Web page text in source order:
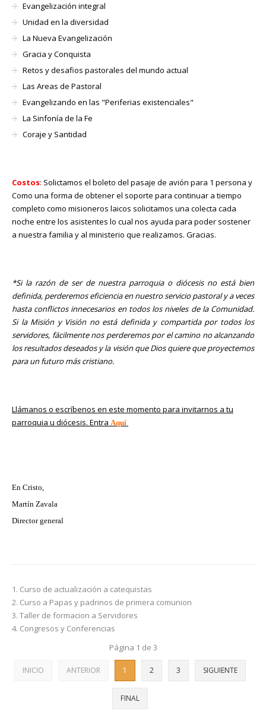
Evangelización integral
Unidad en la diversidad
La Nueva Evangelización
Gracia y Conquista
Retos y desafios pastorales del mundo actual
Las Areas de Pastoral
Evangelizando en las "Periferias existenciales"
La Sinfonía de la Fe
Coraje y Santidad
Costos: Solictamos el boleto del pasaje de avión para 1 persona y
Como una forma de obtener el soporte para continuar a tiempo
completo como misioneros laicos solicitamos una colecta cada
noche entre los asistentes lo cual nos ayuda para poder sostener
a nuestra familia y al ministerio que realizamos. Gracias.
*Si la razón de ser de nuestra parroquia o diócesis no está bien
definida, perderemos eficiencia en nuestro servicio pastoral y a veces
hasta conflictos innecesarios en todos los niveles de la Comunidad.
Si la Misión y Visión no está definida y compartida por todos los
servidores, fácilmente nos perderemos por el camino no alcanzando
los resultados deseados y la visión que Dios quiere que proyectemos
para un futuro más cristiano.
Llámanos o escríbenos en este momento para invitarnos a tu
parroquia u diócesis. Entra Aquí
En Cristo,
Martín Zavala
Director general
Curso de actualización a catequistas
Curso a Papas y padrinos de primera comunion
Taller de formacion a Servidores
Congresos y Conferencias
Página 1 de 3
INICIO ANTERIOR 1 2 3 SIGUIENTE
FINAL